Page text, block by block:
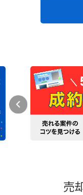
売